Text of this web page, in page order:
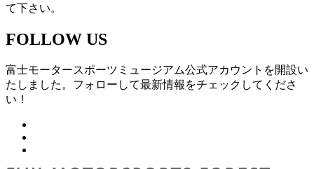
て下さい。
FOLLOW US
富士モータースポーツミュージアム公式アカウントを開設い
たしました。フォローして最新情報をチェックしてくださ
い！